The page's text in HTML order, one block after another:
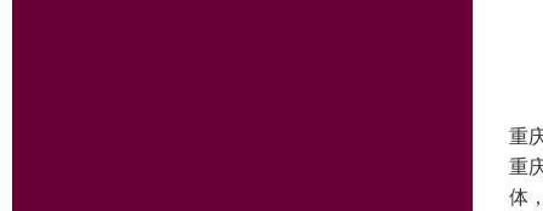
重
重
体